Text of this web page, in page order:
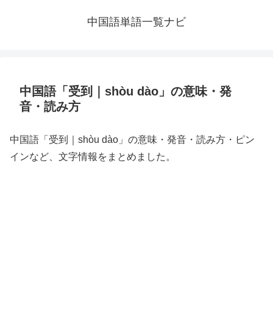
中国語単語一覧ナビ
中国語「受到｜shòu dào」の意味・発
音・読み方
中国語「受到｜shòu dào」の意味・発音・読み方・ピン
インなど、文字情報をまとめました。